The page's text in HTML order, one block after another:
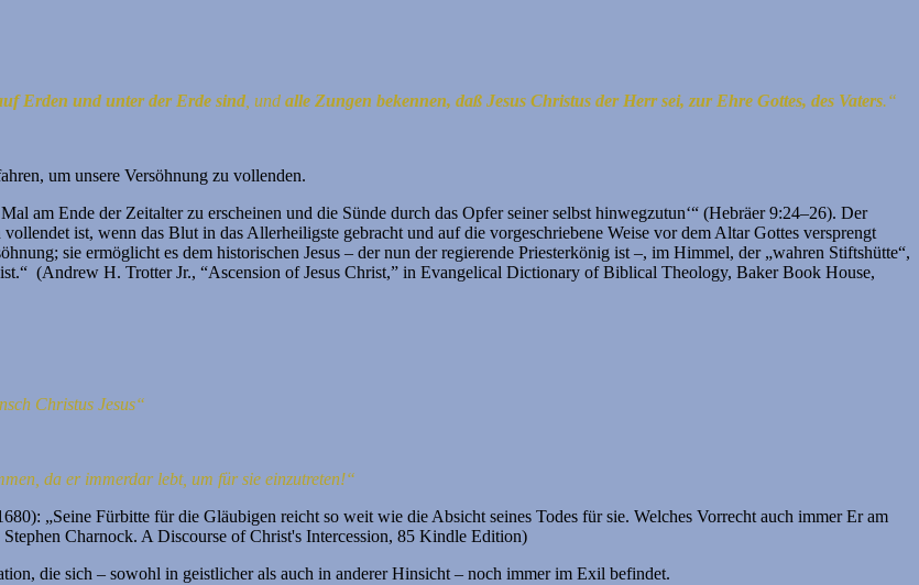
Erden und unter der Erde sind , und alle Zungen bekennen, daß Jesus Christus der Herr sei, zur Ehre Gottes, des Vaters.“
um unsere Versöhnung zu vollenden.
am Ende der Zeitalter zu erscheinen und die Sünde durch das Opfer seiner selbst hinwegzutun‘“ (Hebräer 9:24–26). Der
ist, wenn das Blut in das Allerheiligste gebracht und auf die vorgeschriebene Weise vor dem Altar Gottes versprengt
sie ermöglicht es dem historischen Jesus – der nun der regierende Priesterkönig ist –, im Himmel, der „wahren Stiftshütte“,
(Andrew H. Trotter Jr., “Ascension of Jesus Christ,” in Evangelical Dictionary of Biblical Theology, Baker Book House,
Christus Jesus“
da er immerdar lebt, um für sie einzutreten!“
„Seine Fürbitte für die Gläubigen reicht so weit wie die Absicht seines Todes für sie. Welches Vorrecht auch immer Er am
Charnock. A Discourse of Christ's Intercession, 85 Kindle Edition)
die sich – sowohl in geistlicher als auch in anderer Hinsicht – noch immer im Exil befindet.